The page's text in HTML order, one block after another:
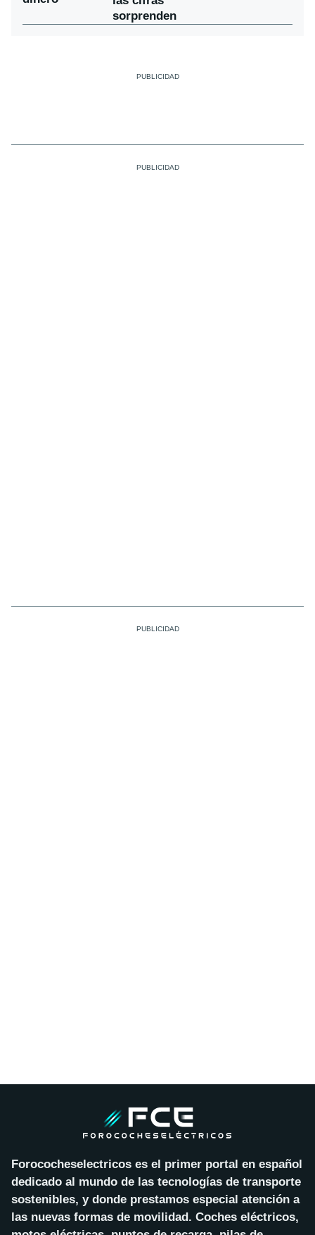
sorprenden
Forococheselectricos es el primer portal en español
dedicado al mundo de las tecnologías de transporte
sostenibles, y donde prestamos especial atención a
las nuevas formas de movilidad. Coches eléctricos,